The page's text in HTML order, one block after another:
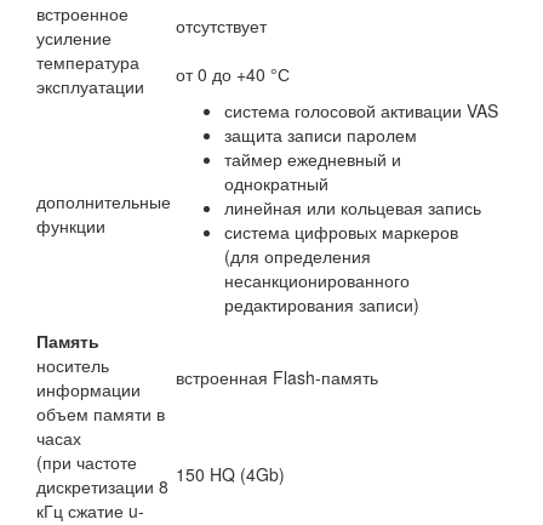
встроенное
усиление
отсутствует
температура
эксплуатации
от 0 до +40 °С
дополнительные
функции
система голосовой активации VAS
защита записи паролем
таймер ежедневный и
однократный
линейная или кольцевая запись
система цифровых маркеров
(для определения
несанкционированного
редактирования записи)
Память
носитель
информации
встроенная Flash-память
объем памяти в
часах
(при частоте
дискретизации 8
кГц сжатие u-
150 HQ (4Gb)